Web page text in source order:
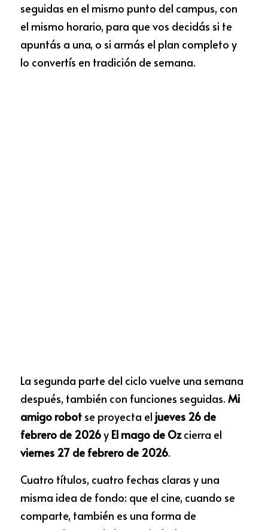
seguidas en el mismo punto del campus, con
el mismo horario, para que vos decidás si te
apuntás a una, o si armás el plan completo y
lo convertís en tradición de semana.
La segunda parte del ciclo vuelve una semana
después, también con funciones seguidas. Mi
amigo robot se proyecta el jueves 26 de
febrero de 2026 y El mago de Oz
viernes 27 de febrero de 2026.
Cuatro títulos, cuatro fechas claras y una
misma idea de fondo: que el cine, cuando se
comparte, también es una forma de